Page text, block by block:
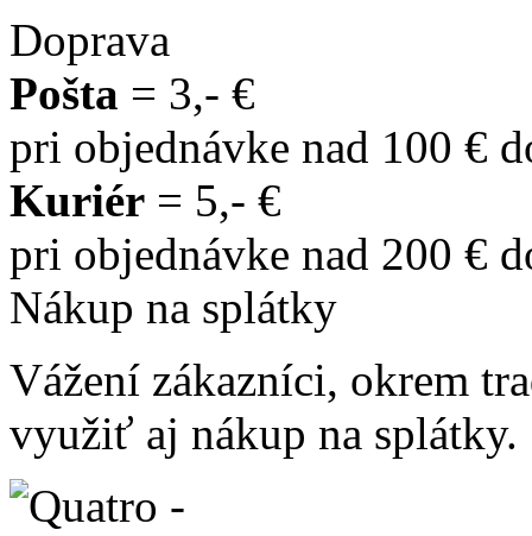
Doprava
Pošta = 3,- €
pri objednávke nad 100 €
Kuriér = 5,- €
pri objednávke nad 200 €
Nákup na splátky
Vážení zákazníci, okrem
využiť aj nákup na splátky.